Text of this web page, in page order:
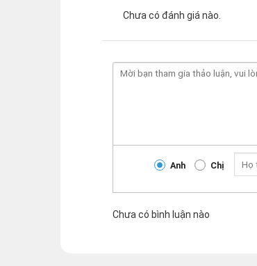
Chưa có đánh giá nào.
Anh Chị
Chưa có bình luận nào